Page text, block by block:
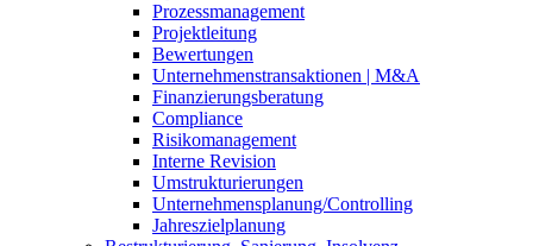
Prozessmanagement
Projektleitung
Bewertungen
Unternehmenstransaktionen | M&A
Finanzierungsberatung
Compliance
Risikomanagement
Interne Revision
Umstrukturierungen
Unternehmensplanung/Controlling
Jahreszielplanung